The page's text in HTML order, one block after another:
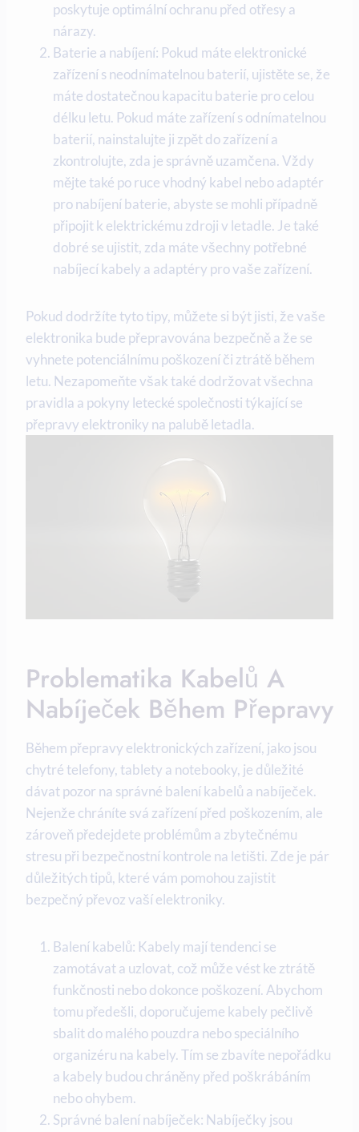
poskytuje optimální ochranu před otřesy a
nárazy.
Baterie a nabíjení: Pokud máte elektronické
zařízení s neodnímatelnou baterií, ujistěte se, že
máte dostatečnou kapacitu baterie pro celou
délku letu. Pokud máte zařízení s odnímatelnou
baterií, nainstalujte ji zpět do zařízení a
zkontrolujte, zda je správně uzamčena. Vždy
mějte také po ruce vhodný kabel nebo adaptér
pro nabíjení baterie, abyste se mohli případně
připojit k elektrickému zdroji v letadle. Je také
dobré se ujistit, zda máte všechny potřebné
nabíjecí kabely a adaptéry pro vaše zařízení.
Pokud dodržíte tyto tipy, můžete si být jisti, že vaše
elektronika bude přepravována bezpečně a že se
vyhnete potenciálnímu poškození či ztrátě během
letu. Nezapomeňte však také dodržovat všechna
pravidla a pokyny letecké společnosti týkající se
přepravy elektroniky na palubě letadla.
Problematika Kabelů A
Nabíječek Během Přepravy
Během přepravy elektronických zařízení, jako jsou
chytré telefony, tablety a notebooky, je důležité
dávat pozor na správné balení kabelů a nabíječek.
Nejenže chráníte svá zařízení před poškozením, ale
zároveň předejdete problémům a zbytečnému
stresu při bezpečnostní kontrole na letišti. Zde je pár
důležitých tipů, které vám pomohou zajistit
bezpečný převoz vaší elektroniky.
Balení kabelů: Kabely mají tendenci se
zamotávat a uzlovat, což může vést ke ztrátě
funkčnosti nebo dokonce poškození. Abychom
tomu předešli, doporučujeme kabely pečlivě
sbalit do malého pouzdra nebo speciálního
organizéru na kabely. Tím se zbavíte nepořádku
a kabely budou chráněny před poškrábáním
nebo ohybem.
Správné balení nabíječek: Nabíječky jsou